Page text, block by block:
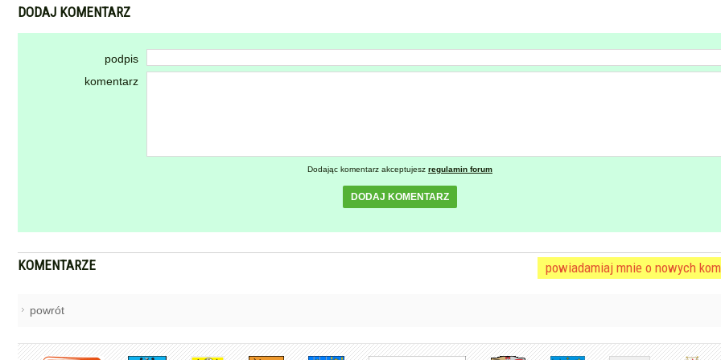
DODAJ KOMENTARZ
podpis
komentarz
Dodając komentarz akceptujesz regulamin forum
DODAJ KOMENTARZ
KOMENTARZE powiadamiaj mnie o nowych
powrót